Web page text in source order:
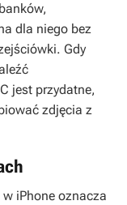
dla niego bez
Gdy
jest przydatne,
zdjęcia z
iPhone oznacza